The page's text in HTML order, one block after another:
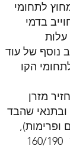
הקו הירוק) ו-500 ₪ (מחוץ לתחומי
בדמי
נוסף של עוד
ו-500 ₪ (מחוץ לתחומי הקו
מזרן
ובתנאי שהבד
ופרימות),